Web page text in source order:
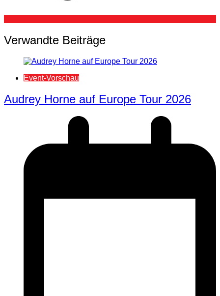
Verwandte Beiträge
Event-Vorschau
Audrey Horne auf Europe Tour 2026